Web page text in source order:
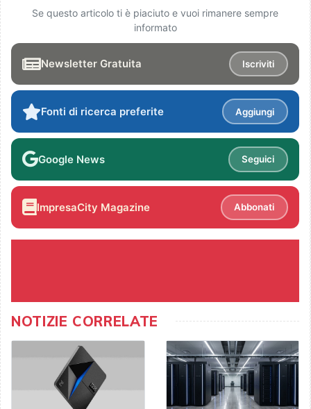
Se questo articolo ti è piaciuto e vuoi rimanere sempre
informato
Newsletter Gratuita Iscriviti
Fonti di ricerca preferite Aggiungi
Google News Seguici
ImpresaCity Magazine Abbonati
NOTIZIE CORRELATE